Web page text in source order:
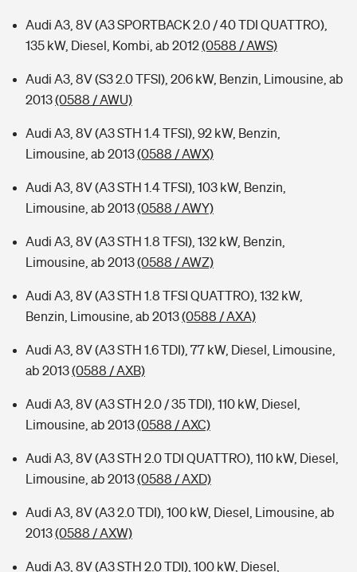
Audi A3, 8V (A3 SPORTBACK 2.0 / 40 TDI QUATTRO),
135 kW, Diesel, Kombi, ab 2012(0588 / AWS)
Audi A3, 8V (S3 2.0 TFSI), 206 kW, Benzin, Limousine, ab
2013(0588 / AWU)
Audi A3, 8V (A3 STH 1.4 TFSI), 92 kW, Benzin,
Limousine, ab 2013(0588 / AWX)
Audi A3, 8V (A3 STH 1.4 TFSI), 103 kW, Benzin,
Limousine, ab 2013(0588 / AWY)
Audi A3, 8V (A3 STH 1.8 TFSI), 132 kW, Benzin,
Limousine, ab 2013(0588 / AWZ)
Audi A3, 8V (A3 STH 1.8 TFSI QUATTRO), 132 kW,
Benzin, Limousine, ab 2013(0588 / AXA)
Audi A3, 8V (A3 STH 1.6 TDI), 77 kW, Diesel, Limousine,
ab 2013(0588 / AXB)
Audi A3, 8V (A3 STH 2.0 / 35 TDI), 110 kW, Diesel,
Limousine, ab 2013(0588 / AXC)
Audi A3, 8V (A3 STH 2.0 TDI QUATTRO), 110 kW, Diesel,
Limousine, ab 2013(0588 / AXD)
Audi A3, 8V (A3 2.0 TDI), 100 kW, Diesel, Limousine, ab
2013(0588 / AXW)
Audi A3, 8V (A3 STH 2.0 TDI), 100 kW, Diesel,